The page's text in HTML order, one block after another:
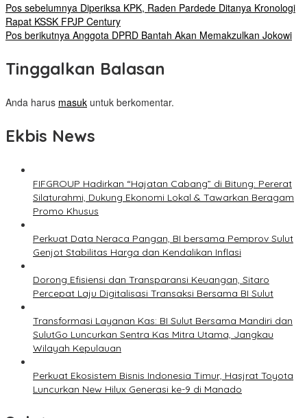
Pos sebelumnya Diperiksa KPK, Raden Pardede Ditanya Kronologi
Rapat KSSK FPJP Century
Pos berikutnya Anggota DPRD Bantah Akan Memakzulkan Jokowi
Tinggalkan Balasan
Anda harus masuk untuk berkomentar.
Ekbis News
FIFGROUP Hadirkan “Hajatan Cabang” di Bitung: Pererat
Silaturahmi, Dukung Ekonomi Lokal & Tawarkan Beragam
Promo Khusus
Perkuat Data Neraca Pangan, BI bersama Pemprov Sulut
Genjot Stabilitas Harga dan Kendalikan Inflasi
Dorong Efisiensi dan Transparansi Keuangan, Sitaro
Percepat Laju Digitalisasi Transaksi Bersama BI Sulut
Transformasi Layanan Kas: BI Sulut Bersama Mandiri dan
SulutGo Luncurkan Sentra Kas Mitra Utama, Jangkau
Wilayah Kepulauan
Perkuat Ekosistem Bisnis Indonesia Timur, Hasjrat Toyota
Luncurkan New Hilux Generasi ke-9 di Manado